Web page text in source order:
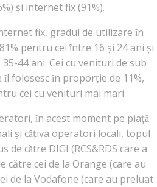
și internet fix (91%).
fix, gradul de utilizare ȋn
pentru cei ȋntre 16 și 24 ani și
44 ani. Cei cu venituri de sub
ȋl folosesc ȋn proporție de 11%,
cei cu venituri mai mari
ȋn acest moment pe piațǎ
și cȃțiva operatori locali, topul
cǎtre DIGI (RCS&RDS care a
către cei de la Orange (care au
de la Vodafone (care au preluat